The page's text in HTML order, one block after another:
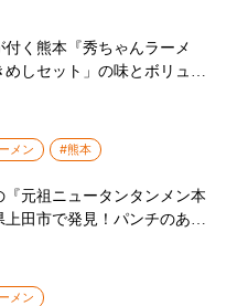
付く熊本『秀ちゃんラーメ
めしセット」の味とボリュー
メン #熊本
『元祖ニュータンタンメン本
上田市で発見！パンチのある
メンとの“チャーラー”を堪
メン